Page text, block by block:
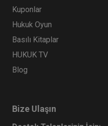
Kuponlar
Hukuk Oyun
Basılı Kitaplar
HUKUK TV
Blog
Bize Ulaşın